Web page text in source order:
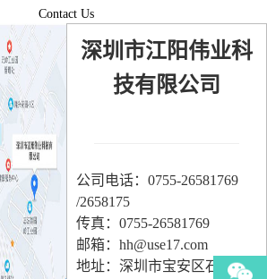
Contact Us
深圳市江阳伟业科
技有限公司
公司电话：0755-26581769
/2658175
传真：0755-26581769
邮箱：hh@use17.com
地址：深圳市宝安区石岩街